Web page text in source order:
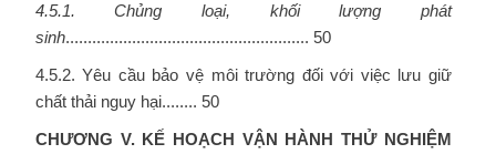
4.5.1. Chủng loại, khối lượng phát
sinh....................................................... 50
4.5.2. Yêu cầu bảo vệ môi trường đối với việc lưu giữ
chất thải nguy hại........ 50
CHƯƠNG V. KẾ HOẠCH VẬN HÀNH THỬ NGHIỆM